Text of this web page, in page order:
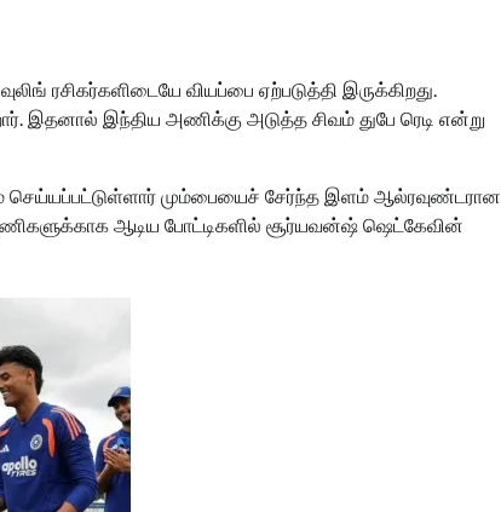
ரசிகர்களிடையே வியப்பை ஏற்படுத்தி இருக்கிறது.
இதனால் இந்திய அணிக்கு அடுத்த சிவம் துபே ரெடி என்று
செய்யப்பட்டுள்ளார் மும்பையைச் சேர்ந்த இளம் ஆல்ரவுண்டரான
ஆடிய போட்டிகளில் சூர்யவன்ஷ் ஷெட்கேவின்